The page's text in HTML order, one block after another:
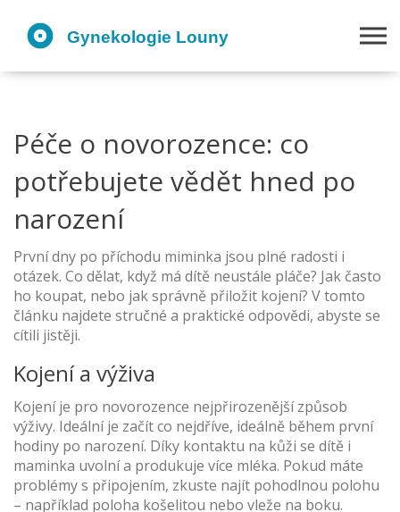
Péče o novorozence: co
potřebujete vědět hned po
narození
První dny po příchodu miminka jsou plné radosti i
otázek. Co dělat, když má dítě neustále pláče? Jak často
ho koupat, nebo jak správně přiložit kojení? V tomto
článku najdete stručné a praktické odpovědi, abyste se
cítili jistěji.
Kojení a výživa
Kojení je pro novorozence nejpřirozenější způsob
výživy. Ideální je začít co nejdříve, ideálně během první
hodiny po narození. Díky kontaktu na kůži se dítě i
maminka uvolní a produkuje více mléka. Pokud máte
problémy s připojením, zkuste najít pohodlnou polohu
– například poloha košelitou nebo vleže na boku.